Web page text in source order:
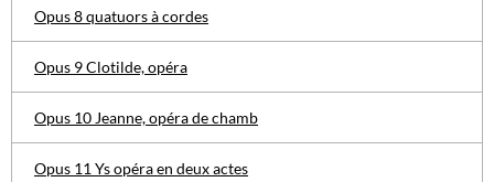
Opus 8 quatuors à cordes
Opus 9 Clotilde, opéra
Opus 10 Jeanne, opéra de chamb
Opus 11 Ys opéra en deux actes